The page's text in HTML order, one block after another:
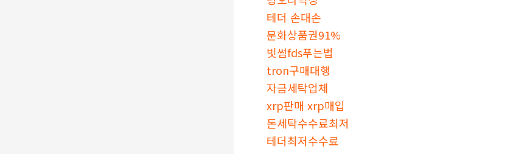
테더 손대손
문화상품권91%
빗썸fds푸는법
tron구매대행
자금세탁업체
xrp판매 xrp매입
돈세탁수수료최저
테더최저수수료